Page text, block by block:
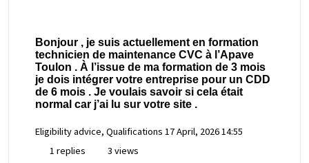
Bonjour , je suis actuellement en formation
technicien de maintenance CVC à l’Apave
Toulon . À l’issue de ma formation de 3 mois
je dois intégrer votre entreprise pour un CDD
de 6 mois . Je voulais savoir si cela était
normal car j’ai lu sur votre site .
Eligibility advice, Qualifications 17 April, 2026 14:55
1 replies
3 views